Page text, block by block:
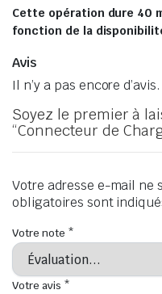
Cette opération dure 40
fonction de la
Avis
Il n’y a pas encore d’avis.
Soyez le premier à
“Connecteur de
Votre adresse e-mail ne
obligatoires sont
Votre note *
Votre avis *